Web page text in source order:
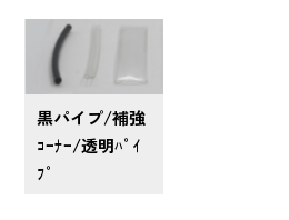
黒パイプ/補強
ｺｰﾅｰ/透明ﾊﾟｲ
ﾌﾟ